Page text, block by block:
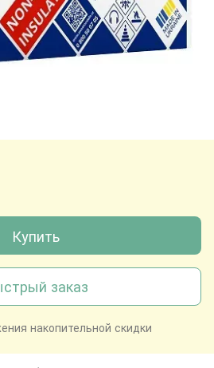
Купить
заказ
накопительной скидки